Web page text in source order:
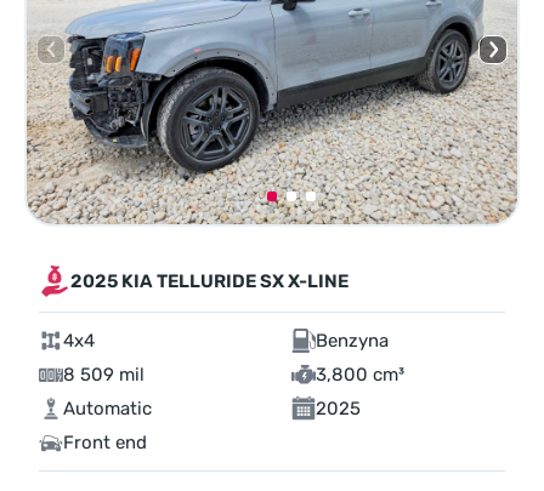
2025 KIA TELLURIDE SX X-LINE
4x4
Benzyna
8 509 mil
3,800 cm³
Automatic
2025
Front end